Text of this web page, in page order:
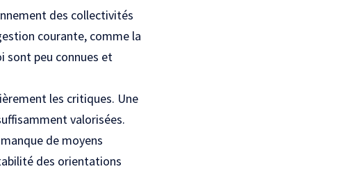
des collectivités
courante, comme la
sont peu connues et
les critiques. Une
valorisées.
de moyens
des orientations